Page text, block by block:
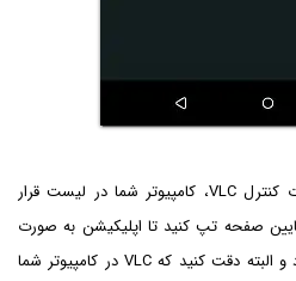
در صفحه‌ی اصلی اپلیکیشن ریموت کنترل VLC، کامپیوتر شما در لیست قرار
صفحه تپ کنید تا اپلیکیشن به صورت
خودکار به کامپیوتر شما متصل شود و البته دقت کنید که VLC در کامپیوتر شما